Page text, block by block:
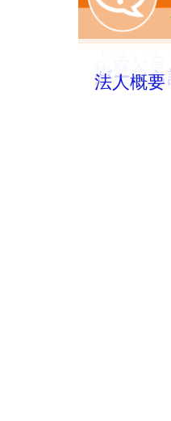
ご寄付の
協賛会員
がーべ
法人概要